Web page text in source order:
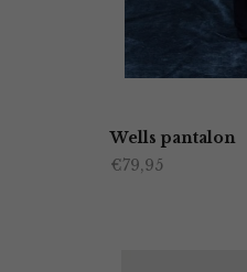
Wells pantalon
€79,95